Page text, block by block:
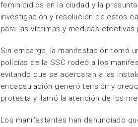
feminicidios en la ciudad y la
investigación y resolución de estos
para las víctimas y medidas
Sin embargo, la manifestación tomó
policías de la SSC rodeó a los
evitando que se acercaran a las
encapsulación generó tensión y
protesta y llamó la atención de los
Los manifestantes han denunciado